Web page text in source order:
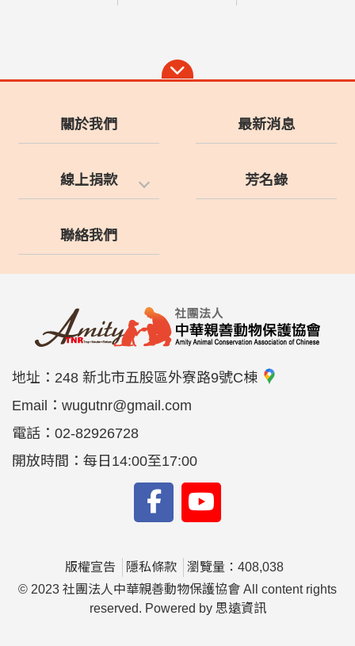
關於我們 最新消息
線上捐款 芳名錄
聯絡我們
地址： 248 新北市五股區外寮路9號C棟
Email： wugutnr@gmail.com
電話： 02-82926728
開放時間：每日14:00至17:00
版權宣告 隱私條款
瀏覽量：408,038
© 2023 社團法人中華親善動物保護協會 All content rights
reserved. Powered by 思遠資訊